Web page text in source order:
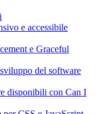
e accessibile
e Graceful
del software
disponibili con Can I